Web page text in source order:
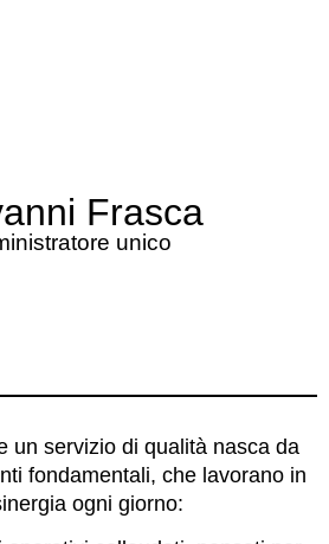
Frasca
unico
un servizio di qualità nasca da
fondamentali, che lavorano in
ogni giorno: